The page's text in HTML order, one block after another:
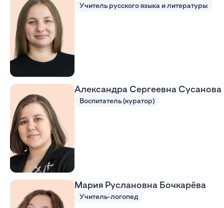
Учитель русского языка и литературы
Александра Сергеевна Сусанова
Воспитатель (куратор)
Мария Руслановна Бочкарёва
Учитель-логопед